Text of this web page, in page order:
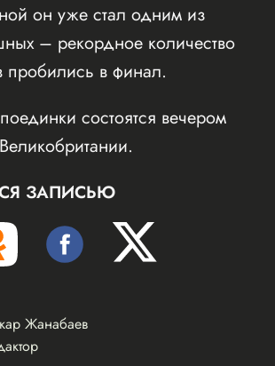
он уже стал одним из
– рекордное количество
пробились в финал.
состоятся вечером
ЗАПИСЬЮ
Жанабаев